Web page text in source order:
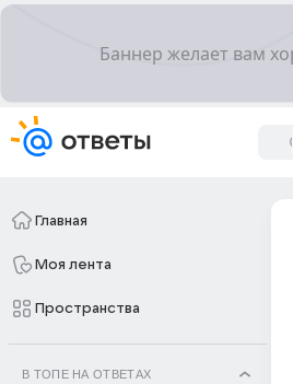
Главная
Моя лента
Пространства
В ТОПЕ НА ОТВЕТАХ